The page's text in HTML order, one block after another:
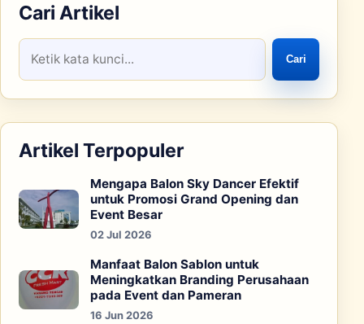
Cari Artikel
Cari
Artikel Terpopuler
Mengapa Balon Sky Dancer Efektif
untuk Promosi Grand Opening dan
Event Besar
02 Jul 2026
Manfaat Balon Sablon untuk
Meningkatkan Branding Perusahaan
pada Event dan Pameran
16 Jun 2026